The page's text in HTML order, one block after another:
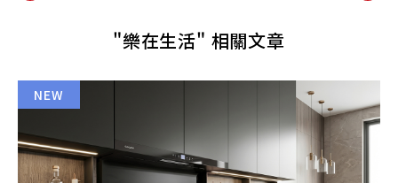
"樂在生活" 相關文章
NEW